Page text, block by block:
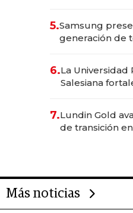
5.Samsung
generación de
6.La Universidad
Salesiana
7.Lundin Gold
de transición
Más noticias